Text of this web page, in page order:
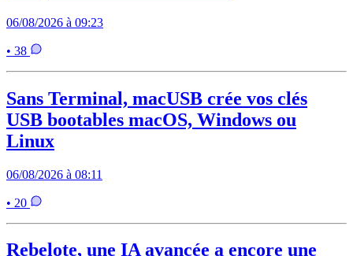
06/08/2026 à 09:23
• 38
Sans Terminal, macUSB crée vos clés
USB bootables macOS, Windows ou
Linux
06/08/2026 à 08:11
• 20
Rebelote, une IA avancée a encore une